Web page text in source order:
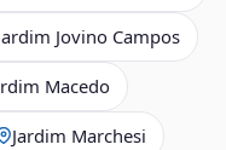
Jovino Campos
Macedo
Jardim Marchesi